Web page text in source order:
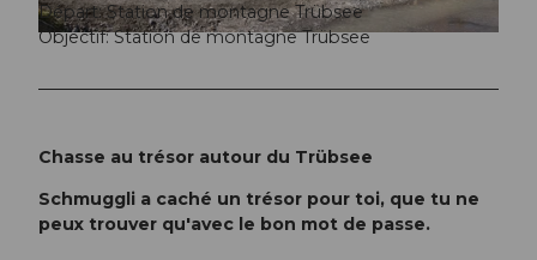
© Engelberg - Titlis Tourismus, Engelberg-Titlis Tourismus
Départ: Station de montagne Trübsee
Objectif: Station de montagne Trübsee
Chasse au trésor autour du Trübsee
Schmuggli a caché un trésor pour toi, que tu ne
peux trouver qu'avec le bon mot de passe.